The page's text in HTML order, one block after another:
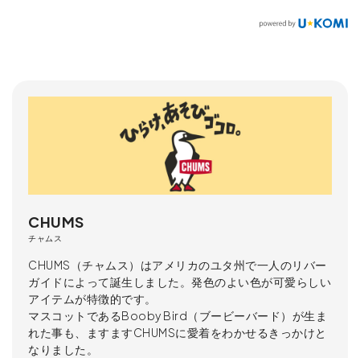
CHUMS
チャムス
CHUMS（チャムス）はアメリカのユタ州で一人のリバー
ガイドによって誕生しました。発色のよい色が可愛らしい
アイテムが特徴的です。
マスコットであるBooby Bird（ブービーバード）が生ま
れた事も、ますますCHUMSに愛着をわかせるきっかけと
なりました。